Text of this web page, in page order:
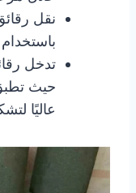
نقل
تدخل
حيث
عاليًا